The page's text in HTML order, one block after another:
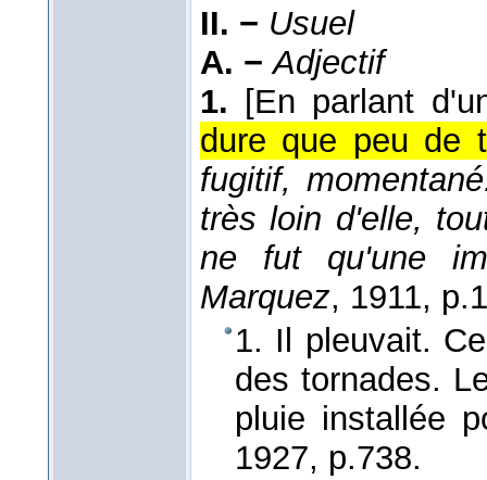
II. − Usuel
A. − Adjectif
1. [En parlant
dure que peu de
fugitif,
très loin d'elle,
ne fut qu'une
Marquez, 1911,
1. Il pleuvait.
des tornades.
pluie installée
1927, p.738.